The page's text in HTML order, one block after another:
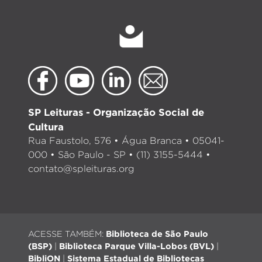
SP Leituras - Organização Social de
Cultura
Rua Faustolo, 576 • Água Branca • 05041-
000 • São Paulo - SP • (11) 3155-5444 •
contato@spleituras.org
ACESSE TAMBÉM: Biblioteca de São Paulo
(BSP)
Biblioteca Parque Villa-Lobos (BVL)
BibliON
Sistema Estadual de Bibliotecas